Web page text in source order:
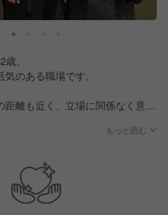
歳。
のある職場です。
距離も近く、立場に関係なく意見
バーが多く、堅苦しさのない雰囲
協力しながら楽しく働きたい方に
！
もっと読む